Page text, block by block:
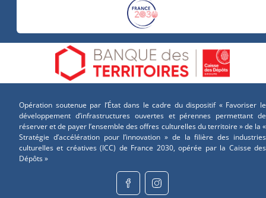
Opération soutenue par l’État dans le cadre du dispositif « Favoriser le
développement d’infrastructures ouvertes et pérennes permettant de
réserver et de payer l’ensemble des offres culturelles du territoire » de la «
Stratégie d’accélération pour l’innovation » de la filière des industries
culturelles et créatives (ICC) de France 2030, opérée par la Caisse des
Dépôts »